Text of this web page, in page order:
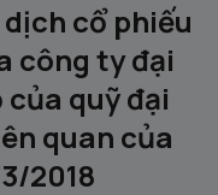
cổ phiếu
công ty đại
quỹ đại
quan của
2018